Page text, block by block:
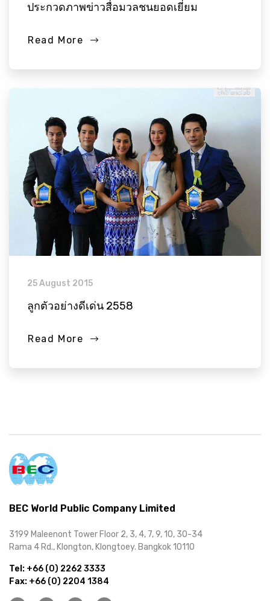
ประกวดภาพข่าวสื่อมวลชนยอดเยี่ยม
Read More
25 August 2015
ลูกตัวอย่างดีเด่น 2558
Read More
BEC World Public Company Limited
3199 Maleenont Tower Floor 2, 3, 4, 7, 9, 10, 30-34
Rama 4 Rd., Klongton, Klongtoey. Bangkok 10110
Tel: +66 (0) 2262 3333
Fax: +66 (0) 2204 1384